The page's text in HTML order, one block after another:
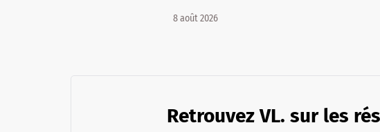
8 août 2026
Retrouvez VL. sur les